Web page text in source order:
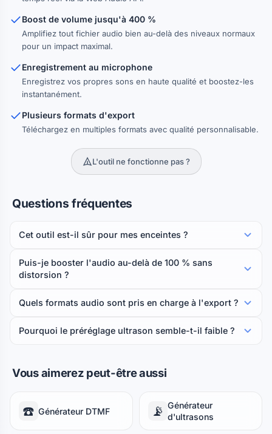
Boost de volume jusqu'à 400 %
Amplifiez tout fichier audio bien au-delà des niveaux normaux
pour un impact maximal.
Enregistrement au microphone
Enregistrez vos propres sons en haute qualité et boostez-les
instantanément.
Plusieurs formats d'export
Téléchargez en multiples formats avec qualité personnalisable.
L'outil ne fonctionne pas ?
Questions fréquentes
Cet outil est-il sûr pour mes enceintes ?
Puis-je booster l'audio au-delà de 100 % sans
distorsion ?
Quels formats audio sont pris en charge à l'export ?
Pourquoi le préréglage ultrason semble-t-il faible ?
Vous aimerez peut-être aussi
☎️ Générateur DTMF 📡 Générateur
d'ultrasons